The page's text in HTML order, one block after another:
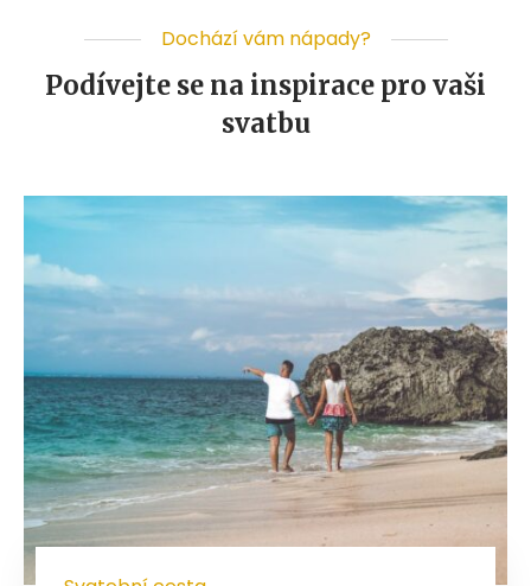
Dochází vám nápady?
Podívejte se na inspirace pro vaši
svatbu